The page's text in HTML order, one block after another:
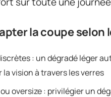
la coupe selon
: un dégradé léger
la vision à travers les verres
oversize : privilégier un